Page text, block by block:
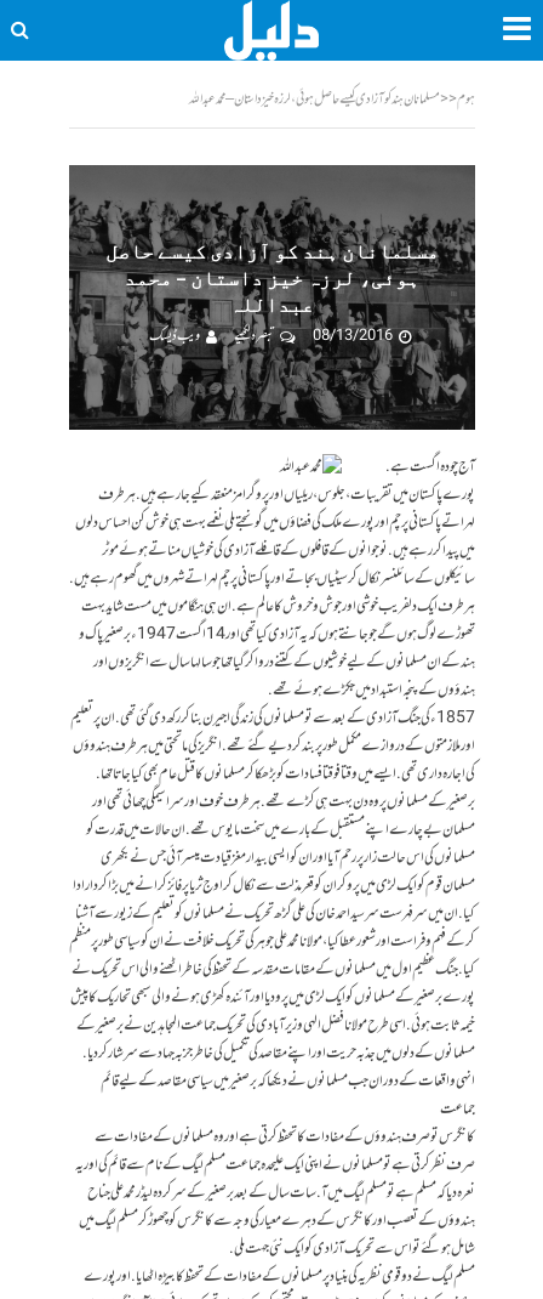
ہوم<<مسلمانان ہند کو آزادی کیسے حاصل ہوئی، لرزہ خیز داستان – محمد عبداللہ
مسلمانان ہند کو آزادی کیسے حاصل
ہوئی، لرزہ خیز داستان – محمد
عبداللہ
08/13/2016
تبصرہ لکھیے ویب ڈیسک
آج چودہ اگست ہے.
پورے پاکستان میں تقریبات، جلوس، ریلیاں اور پروگرامز منعقد کیے جارہے ہیں. ہر طرف
لہراتے پاکستانی پرچم اور پورے ملک کی فضاؤں میں گونجتے ملی نغمے بہت ہی خوش کن احساس دلوں
میں پیدا کررہے ہیں. نوجوانوں کے قافلوں کے قافلے آزادی کی خوشیاں مناتے ہوئے موٹر
سائیکلوں کے سائلنسر نکال کر سیٹیاں بجاتے اور پاکستانی پرچم لہراتے شہروں میں گھوم رہے ہیں.
ہر طرف ایک دلفریب خوشی اور جوش و خروش کا عالم ہے. ان ہی ہنگاموں میں مست شاید بہت
تھوڑے لوگ ہوں گے جو جانتے ہوں کہ یہ آزادی کیا تھی اور 14 اگست 1947ء برصغیر پاک و
ہند کے ان مسلمانوں کے لیے خوشیوں کے کتنے در وا کرگیا تھا جو سالہا سال سے انگریزوں اور
ہندؤوں کے پنجہ استبداد میں جکڑے ہوئے تھے.
1857ء کی جنگ آزادی کے بعد سے تو مسلمانوں کی زندگی اجیرن بنا کر رکھ دی گئی تھی. ان پر تعلیم
اور ملازمتوں کے دروازے مکمل طور پر بند کر دیے گئے تھے. انگریز کی ماتحتی میں ہر طرف ہندوؤں
کی اجارہ داری تھی. ایسے میں وقتا فوقتا فسادات کو بڑھکا کر مسلمانوں کا قتل عام بھی کیا جاتا تھا.
برصغیر کے مسلمانوں پر وہ دن بہت ہی کڑے تھے. ہر طرف خوف اور سراسیمگی چھائی تھی اور
مسلمان بے چارے اپنے مستقبل کے بارے میں سخت مایوس تھے. ان حالات میں قدرت کو
مسلمانوں کی اس حالت زار پر رحم آیا اور ان کو ایسی بیدار مغز قیادت میسر آئی جس نے بکھری
مسلمان قوم کو ایک لڑی میں پرو کر ان کو قعر مذلت سے نکال کر اوج ثریا پر فائز کرانے میں بڑا کردار ادا
کیا. ان میں سرفہرست سرسید احمد خان کی علی گڑھ تحریک نے مسلمانوں کو تعلیم کے زیور سے آشنا
کر کے فہم و فراست اور شعور عطا کیا، مولانا محمد علی جوہر کی تحریک خلافت نے ان کو سیاسی طور پر منظم
کیا. جنگ عظیم اول میں مسلمانوں کے مقامات مقدسہ کے تحفظ کی خاطر اٹھنے والی اس تحریک نے
پورے برصغیر کے مسلمانوں کو ایک لڑی میں پرو دیا اور آئندہ کھڑی ہونے والی سبھی تحاریک کا پیش
خیمہ ثابت ہوئی. اسی طرح مولانا فضل الہی وزیر آبادی کی تحریک جماعت المجاہدین نے برصغیر کے
مسلمانوں کے دلوں میں جذبہ حریت اور اپنے مقاصد کی تکمیل کی خاطر جزبہ جہاد سے سرشار کردیا.
انہی واقعات کے دوران جب مسلمانوں نے دیکھا کہ برصغیر میں سیاسی مقاصد کے لیے قائم
جماعت
کانگرس تو صرف ہندوؤں کے مفادات کا تحفظ کرتی ہے اور وہ مسلمانوں کے مفادات سے
صرف نظر کرتی ہے تو مسلمانوں نے اپنی ایک علیحدہ جماعت مسلم لیگ کے نام سے قائم کی اور یہ
نعرہ دیا کہ مسلم ہے تو مسلم لیگ میں آ. سات سال کے بعد برصغیر کے سرکردہ لیڈر محمد علی جناح
ہندوؤں کے تعصب اور کانگرس کے دہرے معیار کی وجہ سے کانگرس کو چھوڑ کر مسلم لیگ میں
شامل ہوگئے تو اس سے تحریک آزادی کو ایک نئی جہت ملی.
مسلم لیگ نے دو قومی نظریہ کی بنیاد پر مسلمانوں کے مفادات کے تحفظ کا بیڑہ اٹھایا. اور پورے